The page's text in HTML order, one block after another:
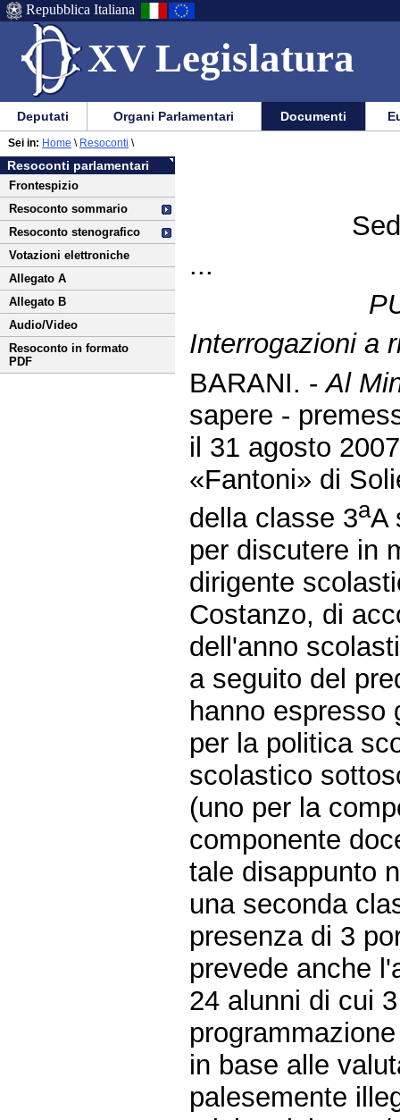
XV Legislatura
Menu
di
ausilio
alla
navigazione
Vai
Menu
di
navigazione
principale
Repubblica Italiana
Menu
di
navigazione
principale
Vai
menu
di
sezione
Deputati Organi Parlamentari Documenti
Vai
al
contenuto
Resoconti parlamentari
Frontespizio
Resoconto sommario
Resoconto stenografico
Votazioni elettroniche
Allegato A
Allegato B
Audio/Video
Resoconto in formato
PDF
Sei in: Home \ Resoconti \
...
Interrogazioni a
BARANI. -Al
sapere -
il 31 agosto
«Fantoni» di
della classe 3aA
per discutere in
dirigente
Costanzo, di
dell'anno
a seguito del
hanno espresso
per la politica
scolastico
(uno per la
componente
tale disappunto
una seconda
presenza di 3
prevede anche
24 alunni di cui
in base alle
palesemente